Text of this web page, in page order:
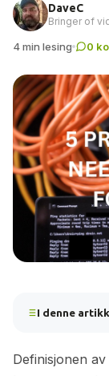
DaveC
Bringer of
4 min lesing 0
I denne
Definisjonen